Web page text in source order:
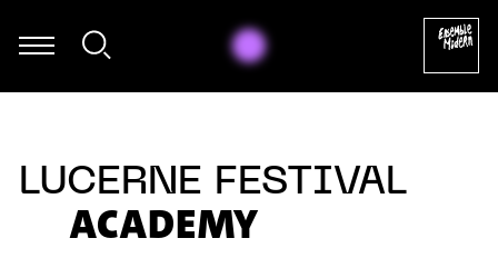
Jagdish Mistry - George Benjamin: A Canon for Sally
LUCERNE FESTIVAL
ACADEMY